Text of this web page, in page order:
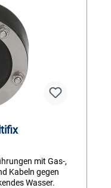
mit Gas-,
Kabeln gegen
Wasser.